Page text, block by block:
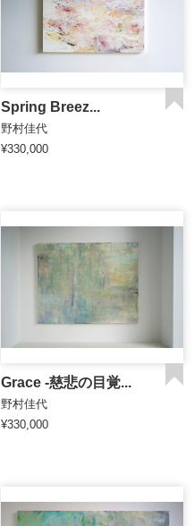
Spring Breez...
野村佳代
¥330,000
Grace -慈悲の目覚...
野村佳代
¥330,000